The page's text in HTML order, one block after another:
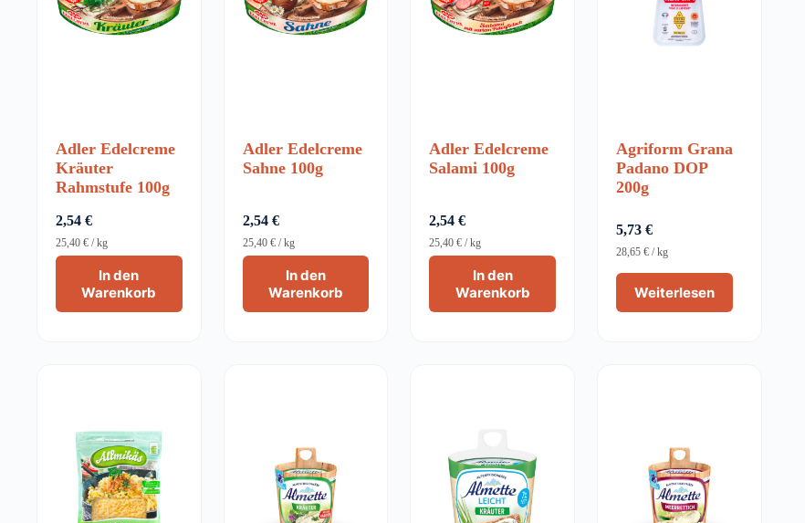
Adler Edelcreme
Kräuter
Rahmstufe 100g
2,54 €
In den
Warenkorb
25,40 € /kg
Adler Edelcreme
Sahne 100g
2,54 €
In den
Warenkorb
25,40 €/kg
Adler Edelcreme
Salami 100g
2,54€
In den
Warenkorb
25,40€ /kg
Agriform Grana
Padano DOP
200g
5,73 €
Weiterlesen
28,65 €/kg